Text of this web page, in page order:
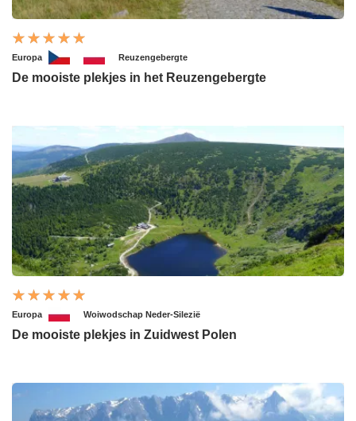
Europa Reuzengebergte
De mooiste plekjes in het Reuzengebergte
Europa Woiwodschap Neder-Silezië
De mooiste plekjes in Zuidwest Polen